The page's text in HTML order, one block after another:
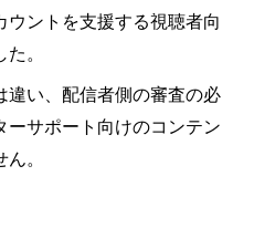
ウントを支援する視聴者向
。
違い、配信者側の審査の必
ーサポート向けのコンテン
。